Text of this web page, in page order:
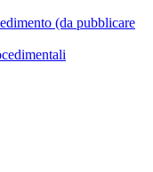
(da pubblicare